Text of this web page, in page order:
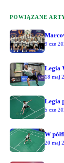
POWIĄZANE
9 cze
Legia
18 maj
Legia
5 cze
W
20 maj